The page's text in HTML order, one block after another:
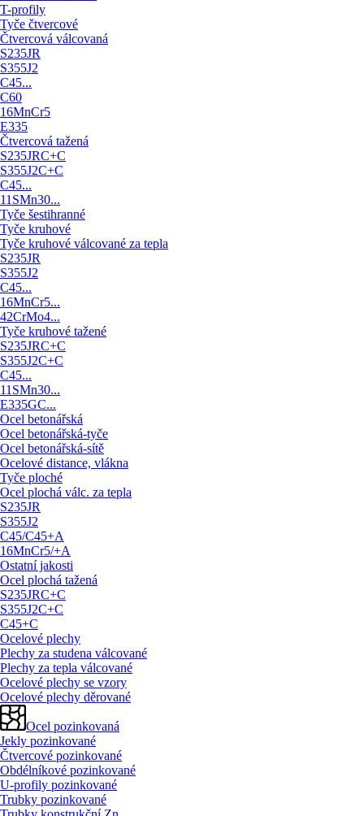
T-profily
Tyče čtvercové
Čtvercová válcovaná
S235JR
S355J2
C45...
C60
16MnCr5
E335
Čtvercová tažená
S235JRC+C
S355J2C+C
C45...
11SMn30...
Tyče šestihranné
Tyče kruhové
Tyče kruhové válcované za tepla
S235JR
S355J2
C45...
16MnCr5...
42CrMo4...
Tyče kruhové tažené
S235JRC+C
S355J2C+C
C45...
11SMn30...
E335GC...
Ocel betonářská
Ocel betonářská-tyče
Ocel betonářská-sítě
Ocelové distance, vlákna
Tyče ploché
Ocel plochá válc. za tepla
S235JR
S355J2
C45/C45+A
16MnCr5/+A
Ostatní jakosti
Ocel plochá tažená
S235JRC+C
S355J2C+C
C45+C
Ocelové plechy
Plechy za studena válcované
Plechy za tepla válcované
Ocelové plechy se vzory
Ocelové plechy děrované
Ocel pozinkovaná
Jekly pozinkované
Čtvercové pozinkované
Obdélníkové pozinkované
U-profily pozinkované
Trubky pozinkované